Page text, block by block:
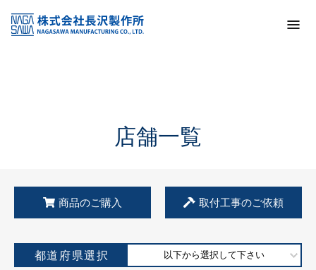
KSS加盟店・取扱店情報
店舗一覧
店舗一覧
商品のご購入 取付工事のご依頼
都道府県選択 以下から選択して下さい